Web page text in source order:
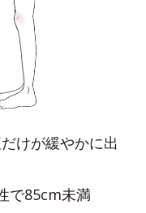
けが緩やかに出
で85cm未満